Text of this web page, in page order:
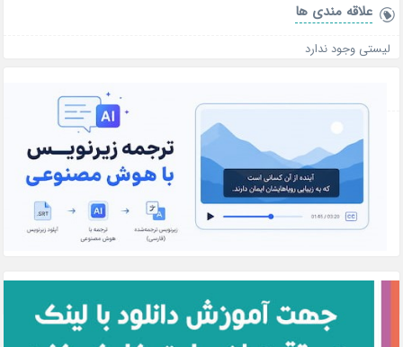
علاقه‌ مندی ها
لیستی وجود ندارد